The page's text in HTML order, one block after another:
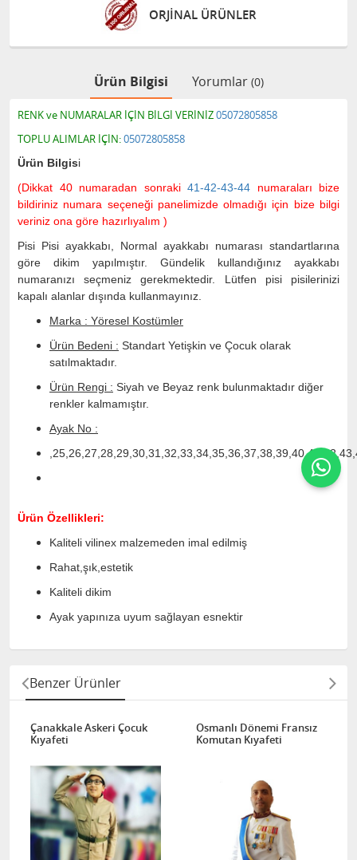
ORJİNAL ÜRÜNLER
Ürün Bilgisi Yorumlar (0)
RENK ve NUMARALAR İÇİN BİLGİ VERİNİZ05072805858
TOPLU ALIMLAR İÇİN:05072805858
Ürün Bilgisi
(Dikkat 40 numaradan sonraki 41-42-43-44 numaraları bize
bildiriniz numara seçeneği panelimizde olmadığı için bize bilgi
veriniz ona göre hazırlıyalım )
Pisi Pisi ayakkabı, Normal ayakkabı numarası standartlarına
göre dikim yapılmıştır. Gündelik kullandığınız ayakkabı
numaranızı seçmeniz gerekmektedir. Lütfen pisi pisilerinizi
kapalı alanlar dışında kullanmayınız.
Marka : Yöresel Kostümler
Ürün Bedeni : Standart Yetişkin ve Çocuk olarak
satılmaktadır.
Ürün Rengi : Siyah ve Beyaz renk bulunmaktadır diğer
renkler kalmamıştır.
Ayak No :
Ürün Özellikleri:
Kaliteli vilinex malzemeden imal edilmiş
Rahat,şık,estetik
Kaliteli dikim
Ayak yapınıza uyum sağlayan esnektir
Benzer Ürünler
Çanakkale Askeri Çocuk
Kıyafeti
Osmanlı Dönemi Fransız
Komutan Kıyafeti